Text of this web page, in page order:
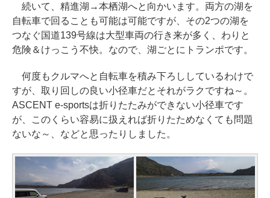
続いて、精進湖→本栖湖へと向かいます。両方の湖を
自転車で回ることも可能は可能ですが、その2つの湖を
つなぐ国道139号線は大型車両の行き来が多く、わりと
危険＆けっこう不快。なので、湖ごとにトランポです。
何度もクルマへと自転車を積み下ろししているわけで
すが、取り回しの良い小径車だとそれがラクですね～。
ASCENT e-sportsは折りたたみができない小径車です
が、このくらい容易に扱えれば折りたためなくても問題
ないな～、などと思ったりしました。